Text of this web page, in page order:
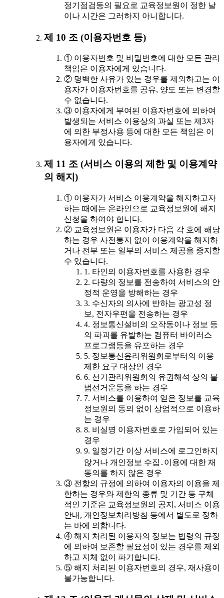
정기점검등의 필요로 교육정보원이 정한 날
이나 시간은 그러하지 아니합니다.
제 10 조 (이용자번호 등)
① 이용자번호 및 비밀번호에 대한 모든 관리
책임은 이용자에게 있습니다.
② 명백한 사유가 있는 경우를 제외하고는 이
용자가 이용자번호를 공유, 양도 또는 변경할
수 없습니다.
③ 이용자에게 부여된 이용자번호에 의하여
발생되는 서비스 이용상의 과실 또는 제3자
에 의한 부정사용 등에 대한 모든 책임은 이
용자에게 있습니다.
제 11 조 (서비스 이용의 제한 및 이용계약
의 해지)
① 이용자가 서비스 이용계약을 해지하고자
하는 때에는 온라인으로 교육정보원에 해지
신청을 하여야 합니다.
② 교육정보원은 이용자가 다음 각 호에 해당
하는 경우 사전통지 없이 이용계약을 해지하
거나 전부 또는 일부의 서비스 제공을 중지할
수 있습니다.
1. 타인의 이용자번호를 사용한 경우
2. 다량의 정보를 전송하여 서비스의 안
정적 운영을 방해하는 경우
3. 수신자의 의사에 반하는 광고성 정
보, 전자우편을 전송하는 경우
4. 정보통신설비의 오작동이나 정보 등
의 파괴를 유발하는 컴퓨터 바이러스
프로그램등을 유포하는 경우
5. 정보통신윤리위원회로부터의 이용
제한 요구 대상인 경우
6. 선거관리위원회의 유권해석 상의 불
법선거운동을 하는 경우
7. 서비스를 이용하여 얻은 정보를 교육
정보원의 동의 없이 상업적으로 이용하
는 경우
8. 비실명 이용자번호로 가입되어 있는
경우
9. 일정기간 이상 서비스에 로그인하지
않거나 개인정보 수집․이용에 대한 재
동의를 하지 않은 경우
③ 전항의 규정에 의하여 이용자의 이용을 제
한하는 경우와 제한의 종류 및 기간 등 구체
적인 기준은 교육정보원의 공지, 서비스 이용
안내, 개인정보처리방침 등에서 별도로 정하
는 바에 의합니다.
④ 해지 처리된 이용자의 정보는 법령의 규정
에 의하여 보존할 필요성이 있는 경우를 제외
하고 지체 없이 파기합니다.
⑤ 해지 처리된 이용자번호의 경우, 재사용이
불가능합니다.